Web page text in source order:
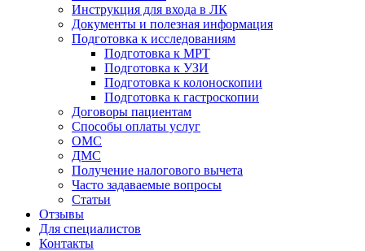
Инструкция для входа в ЛК
Документы и полезная информация
Подготовка к исследованиям
Подготовка к МРТ
Подготовка к УЗИ
Подготовка к колоноскопии
Подготовка к гастроскопии
Договоры пациентам
Способы оплаты услуг
ОМС
ДМС
Получение налогового вычета
Часто задаваемые вопросы
Статьи
Отзывы
Для специалистов
Контакты